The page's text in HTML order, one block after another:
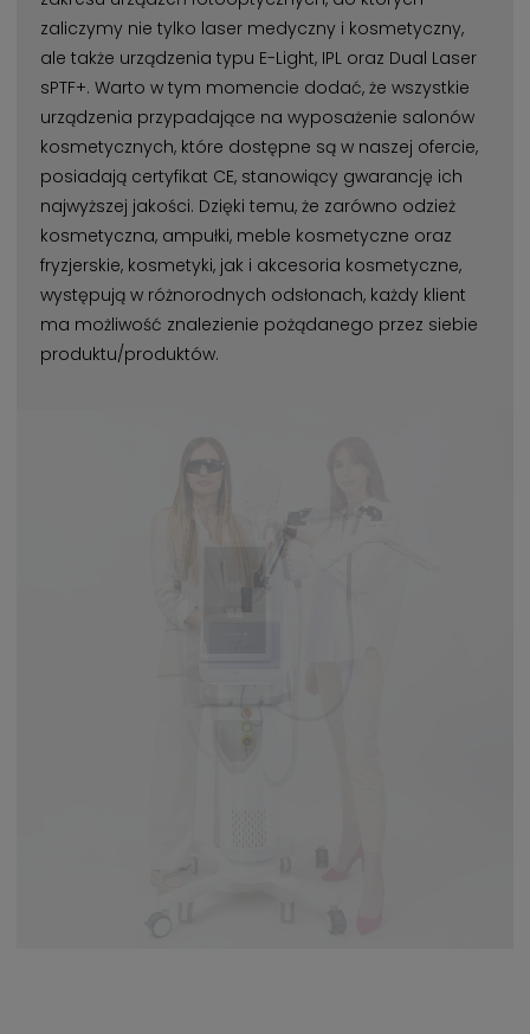
zaliczymy nie tylko laser medyczny i kosmetyczny,
ale także urządzenia typu E-Light, IPL oraz Dual Laser
sPTF+. Warto w tym momencie dodać, że wszystkie
urządzenia przypadające na wyposażenie salonów
kosmetycznych, które dostępne są w naszej ofercie,
posiadają certyfikat CE, stanowiący gwarancję ich
najwyższej jakości. Dzięki temu, że zarówno odzież
kosmetyczna, ampułki, meble kosmetyczne oraz
fryzjerskie, kosmetyki, jak i akcesoria kosmetyczne,
występują w różnorodnych odsłonach, każdy klient
ma możliwość znalezienie pożądanego przez siebie
produktu/produktów.